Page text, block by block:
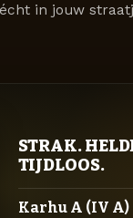
in jouw
STRAK.
TIJDLOOS.
Karhu A (IV A)